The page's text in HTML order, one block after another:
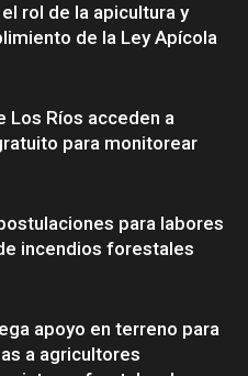
rol de la apicultura y
de la Ley Apícola
Los Ríos acceden a
para monitorear
para labores
incendios forestales
apoyo en terreno para
a agricultores